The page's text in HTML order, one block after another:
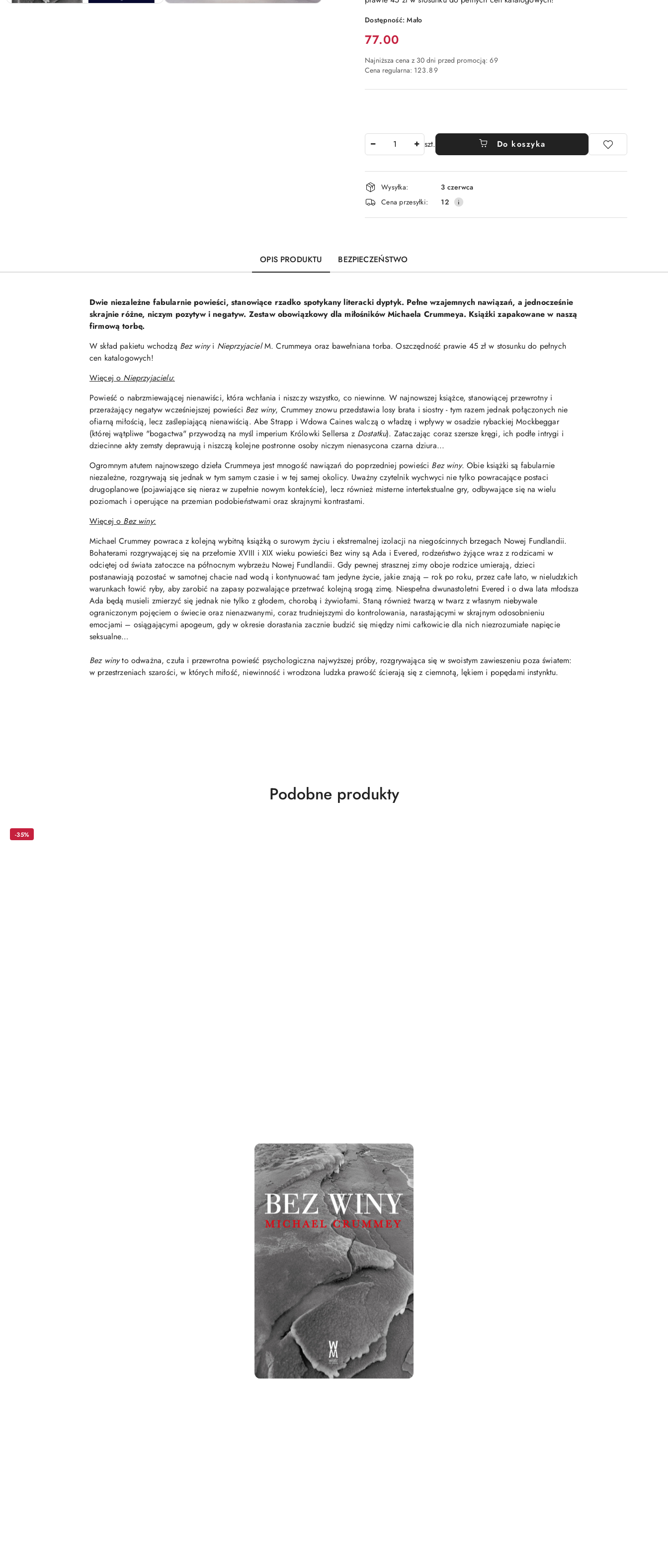
Dostępność:Mało
Cena:
77.00
Najniższa cena z 30 dni przed promocją: 69
Cena regularna: 123.89
szt. Do koszyka
Dostępność
i
dostawa
Wysyłka:
3 czerwca
Cena przesyłki:
12
OPIS PRODUKTU BEZPIECZEŃSTWO
Dwie niezależne fabularnie powieści, stanowiące rzadko spotykany literacki dyptyk. Pełne wzajemnych nawiązań, a jednocześnie
skrajnie różne, niczym pozytyw i negatyw. Zestaw obowiązkowy dla miłośników Michaela Crummeya. Książki zapakowane w naszą
firmową torbę.
W skład pakietu wchodzą Bez winyi NieprzyjacielM. Crummeya oraz bawełniana torba. Oszczędność prawie 45 zł w stosunku do pełnych
cen katalogowych!
Więcej o Nieprzyjacielu:
Powieść o nabrzmiewającej nienawiści, która wchłania i niszczy wszystko, co niewinne. W najnowszej książce, stanowiącej przewrotny i
przerażający negatyw wcześniejszej powieści Bez winy, Crummey znowu przedstawia losy brata i siostry - tym razem jednak połączonych nie
ofiarną miłością, lecz zaślepiającą nienawiścią. Abe Strapp i Wdowa Caines walczą o władzę i wpływy w osadzie rybackiej Mockbeggar
(której wątpliwe "bogactwa" przywodzą na myśl imperium Królowki Sellersa z Dostatku). Zataczając coraz szersze kręgi, ich podłe intrygi i
dziecinne akty zemsty deprawują i niszczą kolejne postronne osoby niczym nienasycona czarna dziura...
Ogromnym atutem najnowszego dzieła Crummeya jest mnogość nawiązań do poprzedniej powieści Bez winy. Obie książki są fabularnie
niezależne, rozgrywają się jednak w tym samym czasie i w tej samej okolicy. Uważny czytelnik wychwyci nie tylko powracające postaci
drugoplanowe (pojawiające się nieraz w zupełnie nowym kontekście), lecz również misterne intertekstualne gry, odbywające się na wielu
poziomach i operujące na przemian podobieństwami oraz skrajnymi kontrastami.
Więcej o Bez winy:
Michael Crummey powraca z kolejną wybitną książką o surowym życiu i ekstremalnej izolacji na niegościnnych brzegach Nowej Fundlandii.
Bohaterami rozgrywającej się na przełomie XVIII i XIX wieku powieści Bez winy są Ada i Evered, rodzeństwo żyjące wraz z rodzicami w
odciętej od świata zatoczce na północnym wybrzeżu Nowej Fundlandii. Gdy pewnej strasznej zimy oboje rodzice umierają, dzieci
postanawiają pozostać w samotnej chacie nad wodą i kontynuować tam jedyne życie, jakie znają – rok po roku, przez całe lato, w nieludzkich
warunkach łowić ryby, aby zarobić na zapasy pozwalające przetrwać kolejną srogą zimę. Niespełna dwunastoletni Evered i o dwa lata młodsza
Ada będą musieli zmierzyć się jednak nie tylko z głodem, chorobą i żywiołami. Staną również twarzą w twarz z własnym niebywale
ograniczonym pojęciem o świecie oraz nienazwanymi, coraz trudniejszymi do kontrolowania, narastającymi w skrajnym odosobnieniu
emocjami – osiągającymi apogeum, gdy w okresie dorastania zacznie budzić się między nimi całkowicie dla nich niezrozumiałe napięcie
seksualne…
Bez winyto odważna, czuła i przewrotna powieść psychologiczna najwyższej próby, rozgrywająca się w swoistym zawieszeniu poza światem:
w przestrzeniach szarości, w których miłość, niewinność i wrodzona ludzka prawość ścierają się z ciemnotą, lękiem i popędami instynktu.
Produkty
Podobne produkty
-35%